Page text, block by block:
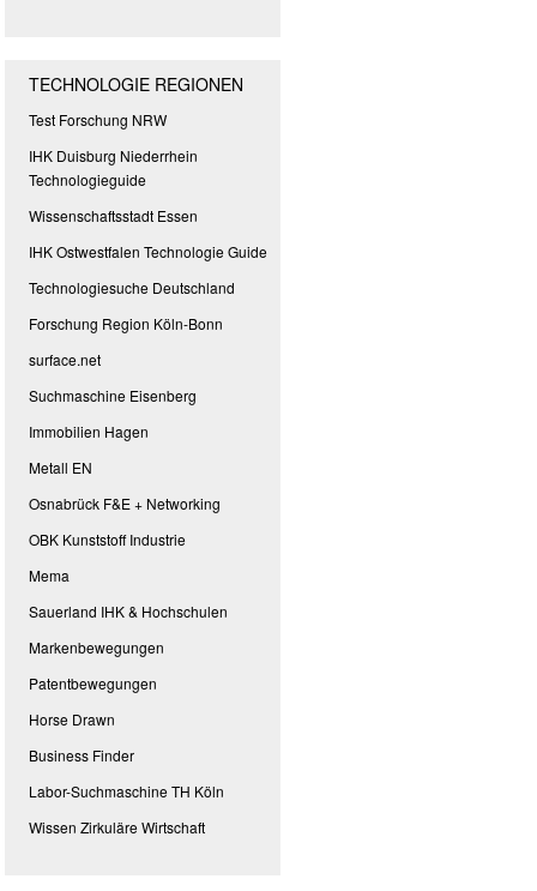
TECHNOLOGIE REGIONEN
Test Forschung NRW
IHK Duisburg Niederrhein
Technologieguide
Wissenschaftsstadt Essen
IHK Ostwestfalen Technologie Guide
Technologiesuche Deutschland
Forschung Region Köln-Bonn
surface.net
Suchmaschine Eisenberg
Immobilien Hagen
Metall EN
Osnabrück F&E + Networking
OBK Kunststoff Industrie
Mema
Sauerland IHK & Hochschulen
Markenbewegungen
Patentbewegungen
Horse Drawn
Business Finder
Labor-Suchmaschine TH Köln
Wissen Zirkuläre Wirtschaft